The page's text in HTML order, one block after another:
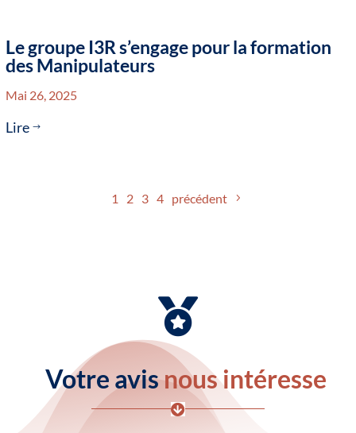
Le groupe I3R s’engage pour la formation
des Manipulateurs
Mai 26, 2025
Lire $
1 2 3 4 précédent

Votre avisnous intéresse
